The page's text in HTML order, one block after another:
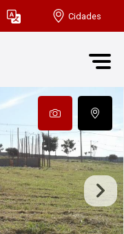
Cidades